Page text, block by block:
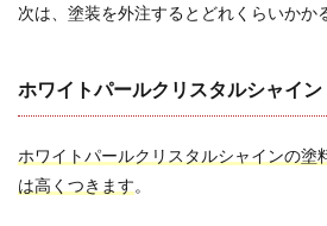
次は、塗装を外注するとどれくらいかか
ホワイトパールクリスタルシャイン
ホワイトパールクリスタルシャインの塗
は高くつきます。